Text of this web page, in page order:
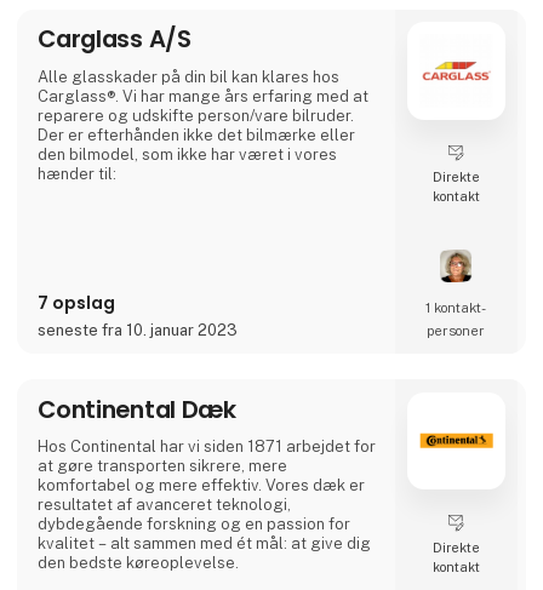
broer og
Carglass A/S
Alle glasskader på din bil kan klares hos
Carglass®. Vi har mange års erfaring med at
reparere og udskifte person/vare bilruder.
Der er efterhånden ikke det bilmærke eller
den bilmodel, som ikke har været i vores
hænder til:
7 opslag
seneste fra 10. januar 2023
Direkte
kontakt
1 kontakt­
personer
Continental Dæk
Hos Continental har vi siden 1871 arbejdet for
at gøre transporten sikrere, mere
komfortabel og mere effektiv. Vores dæk er
resultatet af avanceret teknologi,
dybdegående forskning og en passion for
kvalitet – alt sammen med ét mål: at give dig
den bedste køreoplevelse.
Direkte
kontakt